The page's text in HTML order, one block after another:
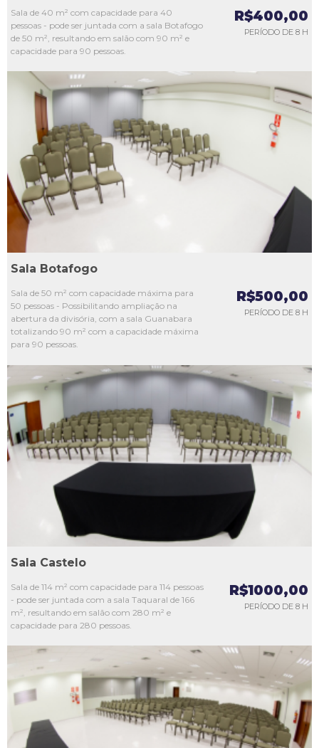
Sala de 40 m² com capacidade para 40
pessoas - pode ser juntada com a sala Botafogo
de 50 m², resultando em salão com 90 m² e
capacidade para 90 pessoas.
R$400,00
PERÍODO DE 8 H
L1
L2
L3
L4
Sala Botafogo
Sala de 50 m² com capacidade máxima para
50 pessoas - Possibilitando ampliação na
abertura da divisória, com a sala Guanabara
totalizando 90 m² com a capacidade máxima
para 90 pessoas.
R$500,00
PERÍODO DE 8 H
L2
L3
L4
Sala Castelo
Sala de 114 m² com capacidade para 114 pessoas
- pode ser juntada com a sala Taquaral de 166
m², resultando em salão com 280 m² e
capacidade para 280 pessoas.
R$1000,00
PERÍODO DE 8 H
L3
L4